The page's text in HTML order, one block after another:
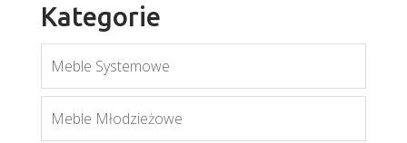
Kategorie
Meble Systemowe
Meble Młodzieżowe